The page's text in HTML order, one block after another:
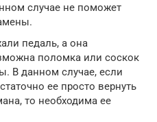
случае не поможет
педаль, а она
поломка или соскок
В данном случае, если
ее просто вернуть
то необходима ее